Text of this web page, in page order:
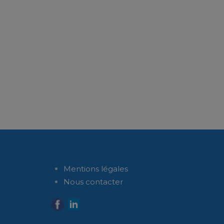
Mentions légales
Nous contacter